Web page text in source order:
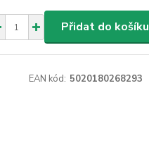
Přidat do košíku
EAN kód: 5020180268293